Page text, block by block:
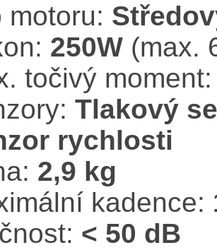
motoru:
250W (max.
točivý
Tlakový
rychlosti
2,9 kg
kadence:
< 50 dB